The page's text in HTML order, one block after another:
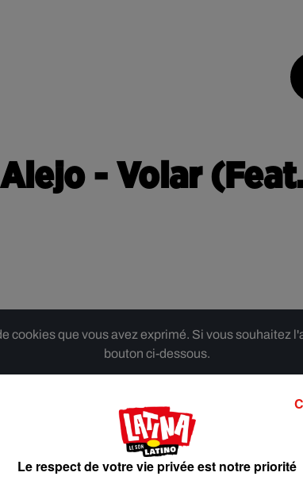
- Volar
cookies que vous avez exprimé. Si vous souhaitez
bouton ci-dessous.
Le respect de votre vie privée est notre priorité